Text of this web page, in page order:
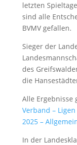
letzten
sind alle
BVMV gefallen.
Sieger der
des
die
Alle Ergebnisse
Verband –
2025 –
In der